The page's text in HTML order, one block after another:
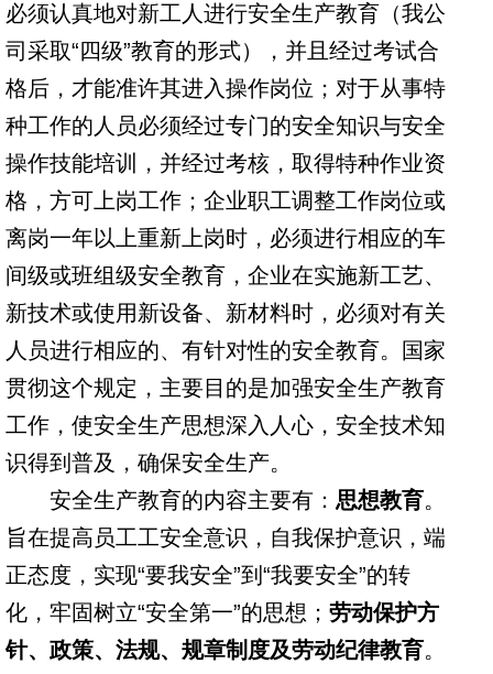
必须认真地对新工人进行安全生产教育（我公
司采取“四级”教育的形式），并且经过考试合
格后，才能准许其进入操作岗位；对于从事特
种工作的人员必须经过专门的安全知识与安全
操作技能培训，并经过考核，取得特种作业资
格，方可上岗工作；企业职工调整工作岗位或
离岗一年以上重新上岗时，必须进行相应的车
间级或班组级安全教育，企业在实施新工艺、
新技术或使用新设备、新材料时，必须对有关
人员进行相应的、有针对性的安全教育。国家
贯彻这个规定，主要目的是加强安全生产教育
工作，使安全生产思想深入人心，安全技术知
识得到普及，确保安全生产。
安全生产教育的内容主要有： 思想教育。
旨在提高员工工安全意识，自我保护意识，端
正态度，实现“要我安全”到“我要安全”的转
化，牢固树立“安全第一”的思想； 劳动保护方
针、政策、法规、规章制度及劳动纪律教育。